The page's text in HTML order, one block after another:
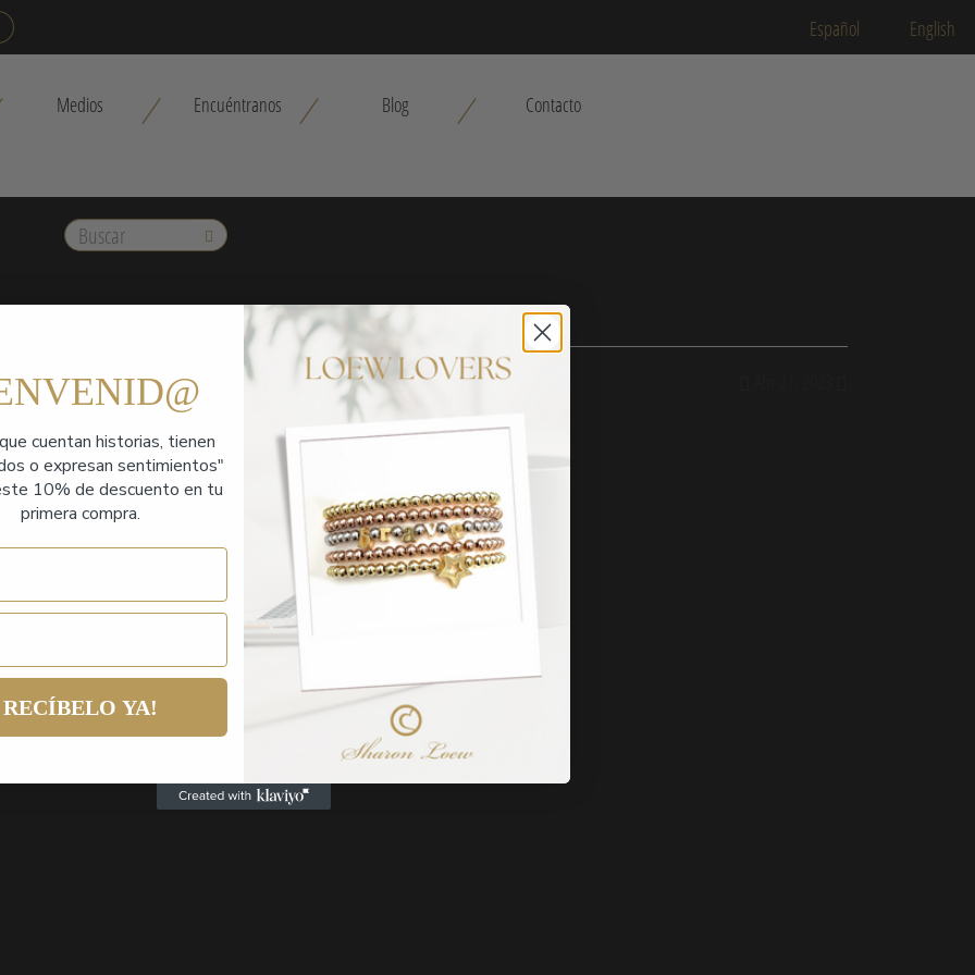
Español English
Medios Encuéntranos Blog Contacto
Buscar
LOVE
cuentan historias, tienen
o expresan sentimientos"
10% de descuento en tu
primera compra.
RECÍBELO YA!